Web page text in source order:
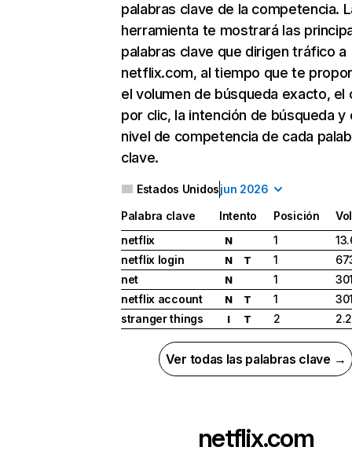
palabras clave de la competencia.
herramienta te mostrará las
palabras clave que dirigen tráfico a
netflix.com, al tiempo que te
el volumen de búsqueda exacto, el
por clic, la intención de búsqueda y
nivel de competencia de cada
clave.
Estados Unidosjun 2026
Palabra clave Intento Posición
netflix
N 1
netflix login
N T 1
net
N 1
netflix account
N T 1
stranger things
I T 2
Ver todas las palabras clave →
netflix.com